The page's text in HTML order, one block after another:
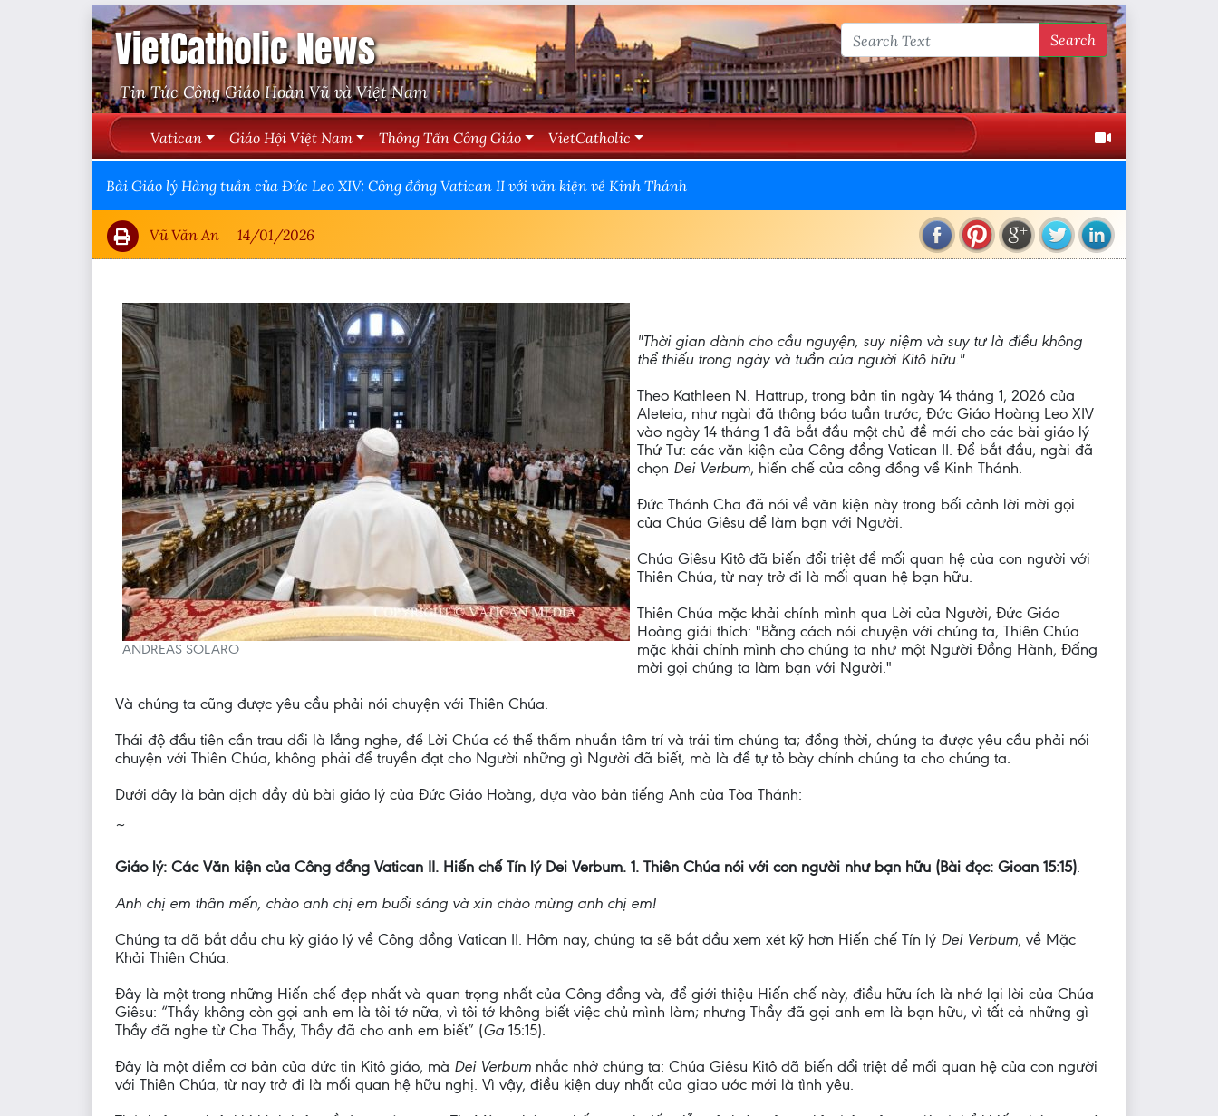
VietCatholic News
Tin Tức Công Giáo Hoàn Vũ và Việt Nam
Search
Vatican Giáo Hội Việt Nam Thông Tấn Công Giáo VietCatholic
Bài Giáo lý Hàng tuần của Đức Leo XIV: Công đồng Vatican II với văn kiện về Kinh Thánh
Vũ Văn An 14/01/2026
ANDREAS SOLARO
"Thời gian dành cho cầu nguyện, suy niệm và suy tư là điều không
thể thiếu trong ngày và tuần của người Kitô hữu."
Theo Kathleen N. Hattrup, trong bản tin ngày 14 tháng 1, 2026 của
Aleteia, như ngài đã thông báo tuần trước, Đức Giáo Hoàng Leo XIV
vào ngày 14 tháng 1 đã bắt đầu một chủ đề mới cho các bài giáo lý
Thứ Tư: các văn kiện của Công đồng Vatican II. Để bắt đầu, ngài đã
chọn Dei Verbum, hiến chế của công đồng về Kinh Thánh.
Đức Thánh Cha đã nói về văn kiện này trong bối cảnh lời mời gọi
của Chúa Giêsu để làm bạn với Người.
Chúa Giêsu Kitô đã biến đổi triệt để mối quan hệ của con người với
Thiên Chúa, từ nay trở đi là mối quan hệ bạn hữu.
Thiên Chúa mặc khải chính mình qua Lời của Người, Đức Giáo
Hoàng giải thích: "Bằng cách nói chuyện với chúng ta, Thiên Chúa
mặc khải chính mình cho chúng ta như một Người Đồng Hành, Đấng
mời gọi chúng ta làm bạn với Người."
Và chúng ta cũng được yêu cầu phải nói chuyện với Thiên Chúa.
Thái độ đầu tiên cần trau dồi là lắng nghe, để Lời Chúa có thể thấm nhuần tâm trí và trái tim chúng ta; đồng thời, chúng ta được yêu cầu phải nói
chuyện với Thiên Chúa, không phải để truyền đạt cho Người những gì Người đã biết, mà là để tự tỏ bày chính chúng ta cho chúng ta.
Dưới đây là bản dịch đầy đủ bài giáo lý của Đức Giáo Hoàng, dựa vào bản tiếng Anh của Tòa Thánh:
~
Giáo lý: Các Văn kiện của Công đồng Vatican II. Hiến chế Tín lý Dei Verbum. 1. Thiên Chúa nói với con người như bạn hữu (Bài đọc: Gioan 15:15).
Anh chị em thân mến, chào anh chị em buổi sáng và xin chào mừng anh chị em!
Chúng ta đã bắt đầu chu kỳ giáo lý về Công đồng Vatican II. Hôm nay, chúng ta sẽ bắt đầu xem xét kỹ hơn Hiến chế Tín lý Dei Verbum, về Mặc
Khải Thiên Chúa.
Đây là một trong những Hiến chế đẹp nhất và quan trọng nhất của Công đồng và, để giới thiệu Hiến chế này, điều hữu ích là nhớ lại lời của Chúa
Giêsu: “Thầy không còn gọi anh em là tôi tớ nữa, vì tôi tớ không biết việc chủ mình làm; nhưng Thầy đã gọi anh em là bạn hữu, vì tất cả những gì
Thầy đã nghe từ Cha Thầy, Thầy đã cho anh em biết” (Ga 15:15).
Đây là một điểm cơ bản của đức tin Kitô giáo, mà Dei Verbum nhắc nhở chúng ta: Chúa Giêsu Kitô đã biến đổi triệt để mối quan hệ của con người
với Thiên Chúa, từ nay trở đi là mối quan hệ hữu nghị. Vì vậy, điều kiện duy nhất của giao ước mới là tình yêu.